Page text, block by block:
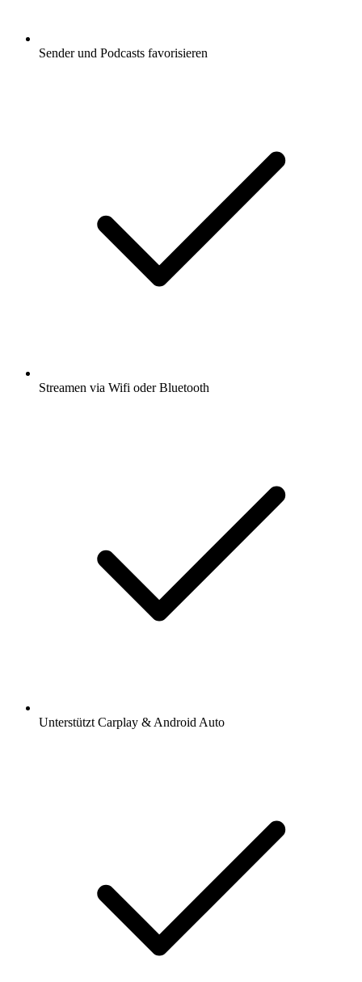
Sender und Podcasts favorisieren
Streamen via Wifi oder Bluetooth
Unterstützt Carplay & Android Auto